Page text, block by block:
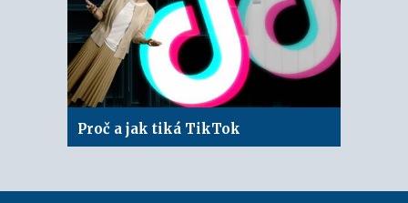
Proč a jak tiká TikTok